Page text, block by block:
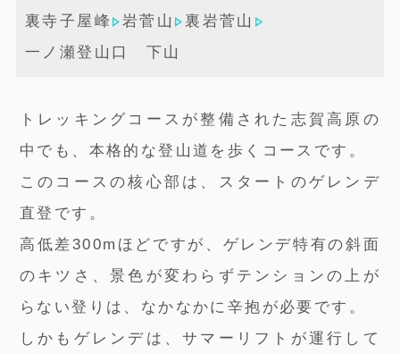
裏寺子屋峰
岩菅山
裏岩菅山
一ノ瀬登山口 下山
トレッキングコースが整備された志賀高原の
中でも、本格的な登山道を歩くコースです。
このコースの核心部は、スタートのゲレンデ
直登です。
高低差300mほどですが、ゲレンデ特有の斜面
のキツさ、景色が変わらずテンションの上が
らない登りは、なかなかに辛抱が必要です。
しかもゲレンデは、サマーリフトが運行して